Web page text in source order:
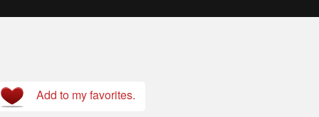
Add to my favorites.